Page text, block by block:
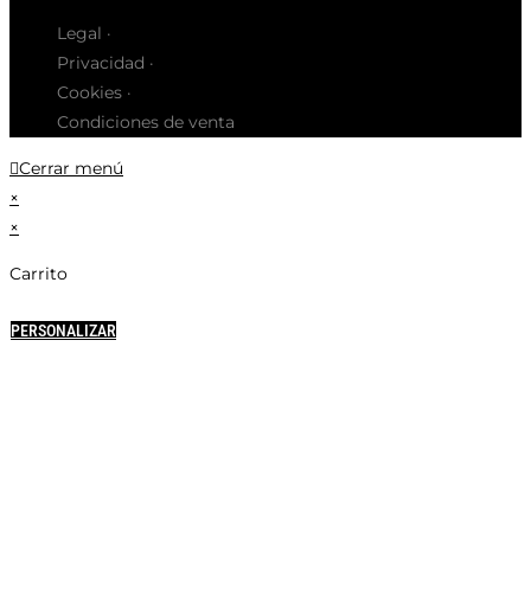
Legal ·
Privacidad ·
Cookies ·
Condiciones de venta
Cerrar menú
×
×
Carrito
PERSONALIZAR